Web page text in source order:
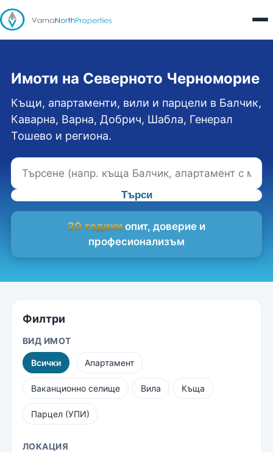
Имоти на Северното Черноморие
Къщи, апартаменти, вили и парцели в Балчик,
Каварна, Варна, Добрич, Шабла, Генерал
Тошево и региона.
Търси
20 години опит, доверие и
професионализъм
Филтри
ВИД ИМОТ
Всички Апартамент
Ваканционно селище Вила Къща
Парцел (УПИ)
ЛОКАЦИЯ